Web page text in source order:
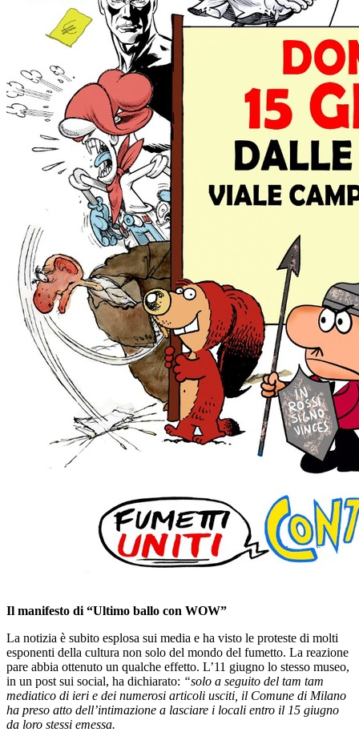
Il manifesto di “Ultimo ballo con WOW”
La notizia è subito esplosa sui media e ha visto le proteste di molti
esponenti della cultura non solo del mondo del fumetto. La reazione
pare abbia ottenuto un qualche effetto. L’11 giugno lo stesso museo,
in un post sui social, ha dichiarato: “solo a seguito del tam tam
mediatico di ieri e dei numerosi articoli usciti, il Comune di Milano
ha preso atto dell’intimazione a lasciare i locali entro il 15 giugno
da loro stessi emessa.